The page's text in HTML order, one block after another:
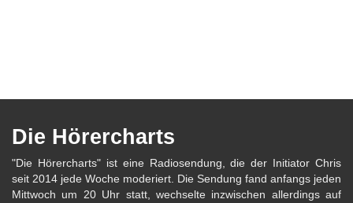
Die Hörercharts
"Die Hörercharts" ist eine Radiosendung, die der Initiator Chris
seit 2014 jede Woche moderiert. Die Sendung fand anfangs jeden
Mittwoch um 20 Uhr statt, wechselte inzwischen allerdings auf